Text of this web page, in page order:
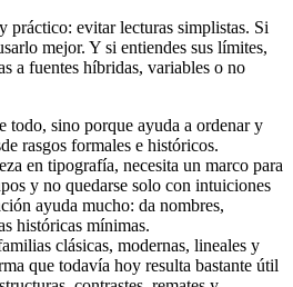
práctico: evitar lecturas simplistas. Si
mejor. Y si entiendes sus límites,
a fuentes híbridas, variables o no
todo, sino porque ayuda a ordenar y
rasgos formales e históricos.
en tipografía, necesita un marco para
y no quedarse solo con intuiciones
ayuda mucho: da nombres,
históricas mínimas.
clásicas, modernas, lineales y
que todavía hoy resulta bastante útil